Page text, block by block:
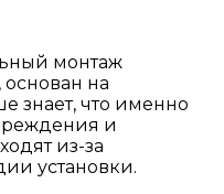
монтаж
основан на
знает, что именно
и
из-за
установки.